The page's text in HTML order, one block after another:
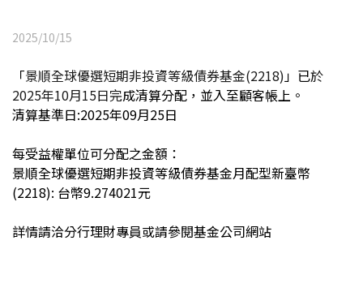
2025/10/15
「景順全球優選短期非投資等級債券基金(2218)」已於
2025年10月15日完成清算分配，並入至顧客帳上。
清算基準日:2025年09月25日
每受益權單位可分配之金額：
景順全球優選短期非投資等級債券基金月配型新臺幣
(2218): 台幣9.274021元
詳情請洽分行理財專員或請參閱基金公司網站